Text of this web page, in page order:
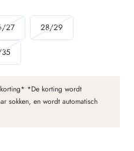
27Variant
uitverkocht
niet
28/29
uitverkocht
uitverkocht
niet
beschikbaar
*De korting wordt
sokken, en wordt automatisch